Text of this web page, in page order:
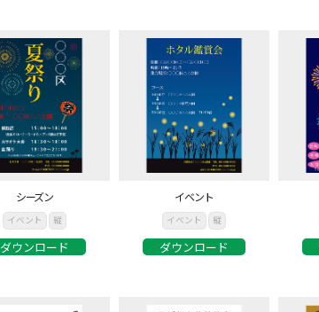
シーズン
イベント 縦
ダウンロード
イベント
イベント 縦
ダウンロード